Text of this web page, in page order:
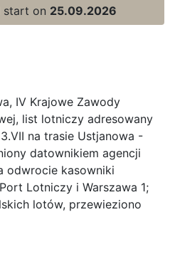
start on 25.09.2026
IV Krajowe Zawody
list lotniczy adresowany
na trasie Ustjanowa -
datownikiem agencji
odwrocie kasowniki
Lotniczy i Warszawa 1;
lotów, przewieziono